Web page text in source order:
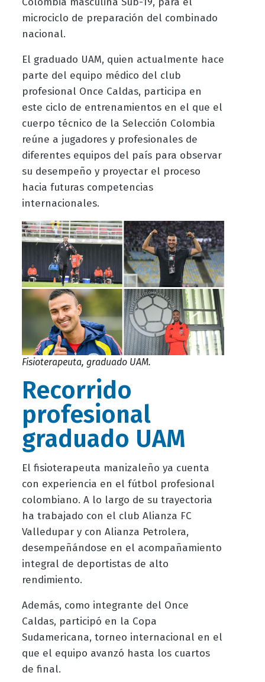
microciclo de preparación del combinado
nacional.
El graduado UAM, quien actualmente hace
parte del equipo médico del club
profesional Once Caldas, participa en
este ciclo de entrenamientos en el que el
cuerpo técnico de la Selección Colombia
reúne a jugadores y profesionales de
diferentes equipos del país para observar
su desempeño y proyectar el proceso
hacia futuras competencias
internacionales.
Fisioterapeuta, graduado UAM.
Recorrido
profesional
graduado UAM
El fisioterapeuta manizaleño ya cuenta
con experiencia en el fútbol profesional
colombiano. A lo largo de su trayectoria
ha trabajado con el club Alianza FC
Valledupar y con Alianza Petrolera,
desempeñándose en el acompañamiento
integral de deportistas de alto
rendimiento.
Además, como integrante del Once
Caldas, participó en la Copa
Sudamericana, torneo internacional en el
que el equipo avanzó hasta los cuartos
de final.